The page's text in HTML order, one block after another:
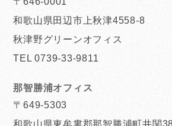
和歌山県田辺市上秋津4558-8
秋津野グリーンオフィス
TEL 0739-33-9811
那智勝浦オフィス
〒649-5303
和歌山県東牟婁郡那智勝浦町井関